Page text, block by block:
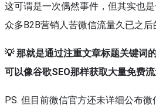
这可谓是一次偶然事件，但其实也
众多B2B营销人苦微信流量久已之后
💡 那就是通过注重文章标题关键词
可以像谷歌SEO那样获取大量免费流
PS. 但目前微信官方还未详细公布微